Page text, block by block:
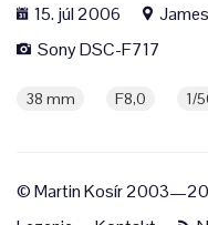
15. júl 2006
Sony DSC-F717
38 mm F8,0 1/
© Martin Kosír